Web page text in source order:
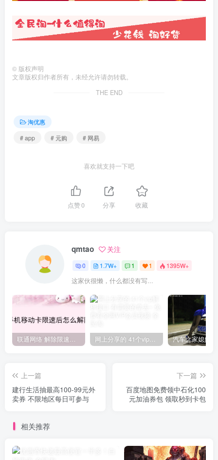
© 版权声明
文章版权归作者所有，未经允许请勿转载。
THE END
淘优惠
# app
# 元购 # 网易
喜欢就支持一下吧
点赞0 分享 收藏
qmtao 关注
0 1.7W+ 1 1 1395W+
这家伙很懒，什么都没有写...
联通网络 解除限速方法参考！畅享、畅玩、老白干等及其它地区自测了 网上分享的 41个vip解析接口 有需要的拿去~ 免费看全网VIP会员视频
上一篇
建行生活抽最高100-99元外
卖券 不限地区每日可参与
下一篇
百度地图免费领中石化100
元加油券包 领取秒到卡包
相关推荐